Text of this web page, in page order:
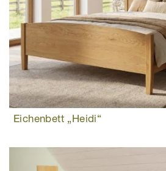
Eichenbett „Heidi“